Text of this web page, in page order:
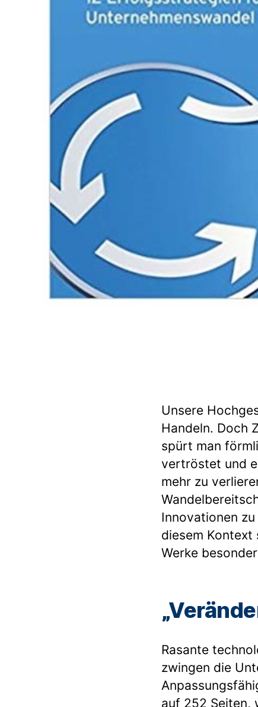
Unsere
Handeln. Doch
spürt man
vertröstet und
mehr zu
Innovationen
diesem Kontext
Werke
Rasante
zwingen die
auf 252 Seiten,